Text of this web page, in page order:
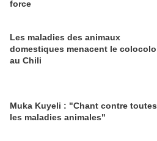
force
Les maladies des animaux
domestiques menacent le colocolo
au Chili
Muka Kuyeli : "Chant contre toutes
les maladies animales"